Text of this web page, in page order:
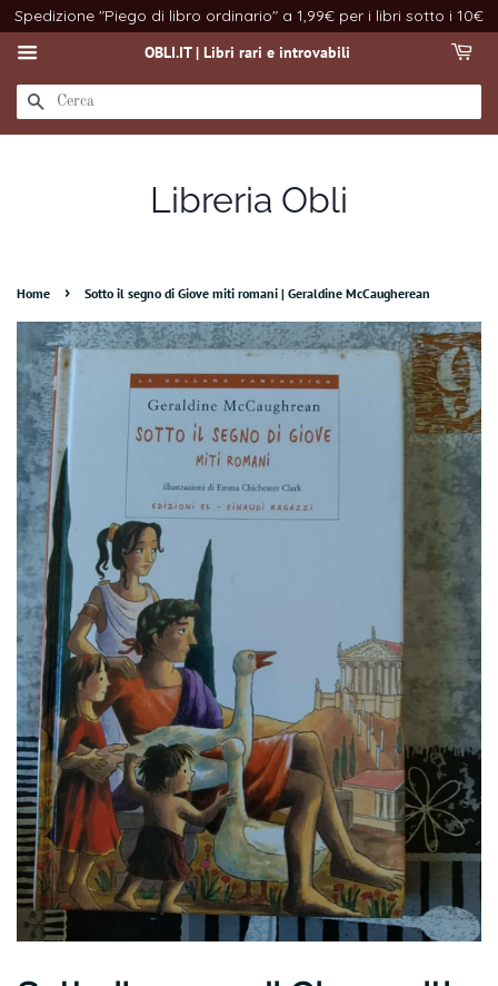
Spedizione "Piego di libro ordinario" a 1,99€ per i libri sotto i 10€
OBLI.IT | Libri rari e introvabili
CERCA
Libreria Obli
Home › Sotto il segno di Giove miti romani | Geraldine McCaugherean